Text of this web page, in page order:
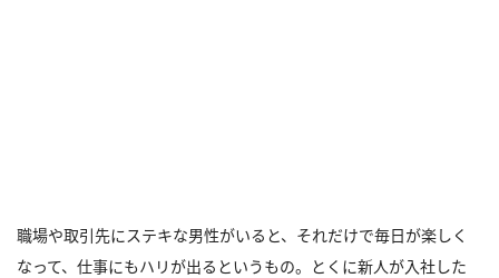
職場や取引先にステキな男性がいると、それだけで毎日が楽しく
なって、仕事にもハリが出るというもの。とくに新人が入社した